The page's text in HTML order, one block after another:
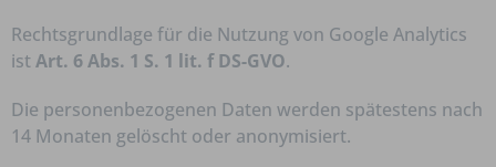
Rechtsgrundlage für die Nutzung von Google Analytics
istArt. 6 Abs. 1 S. 1 lit. f DS-GVO.
Die personenbezogenen Daten werden spätestens nach
14 Monaten gelöscht oder anonymisiert.